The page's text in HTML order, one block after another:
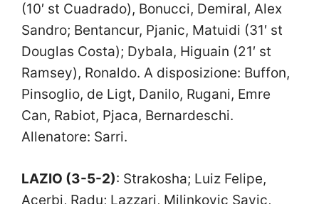
(10′ st Cuadrado), Bonucci, Demiral, Alex
Sandro; Bentancur, Pjanic, Matuidi (31′ st
Douglas Costa); Dybala, Higuain (21′ st
Ramsey), Ronaldo. A disposizione: Buffon,
Pinsoglio, de Ligt, Danilo, Rugani, Emre
Can, Rabiot, Pjaca, Bernardeschi.
Allenatore: Sarri.
LAZIO (3-5-2): Strakosha; Luiz Felipe,
Acerbi, Radu; Lazzari, Milinkovic Savic,